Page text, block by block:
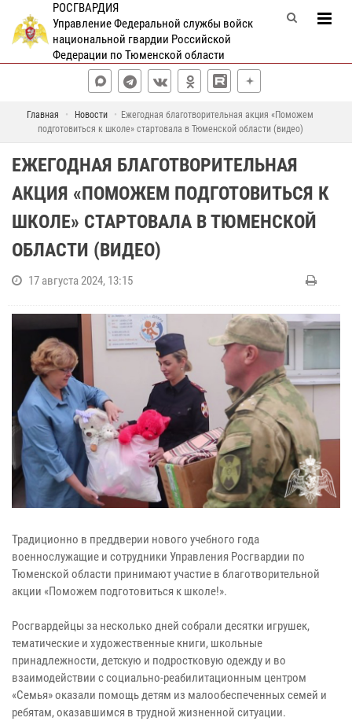
РОСГВАРДИЯ
Управление Федеральной службы войск
национальной гвардии Российской
Федерации по Тюменской области
Главная Новости
Ежегодная благотворительная акция «Поможем
подготовиться к школе» стартовала в Тюменской области (видео)
ЕЖЕГОДНАЯ БЛАГОТВОРИТЕЛЬНАЯ
АКЦИЯ «ПОМОЖЕМ ПОДГОТОВИТЬСЯ К
ШКОЛЕ» СТАРТОВАЛА В ТЮМЕНСКОЙ
ОБЛАСТИ (ВИДЕО)
17 августа 2024, 13:15
Традиционно в преддверии нового учебного года
военнослужащие и сотрудники Управления Росгвардии по
Тюменской области принимают участие в благотворительной
акции «Поможем подготовиться к школе!».
Росгвардейцы за несколько дней собрали десятки игрушек,
тематические и художественные книги, школьные
принадлежности, детскую и подростковую одежду и во
взаимодействии с социально-реабилитационным центром
«Семья» оказали помощь детям из малообеспеченных семей и
ребятам, оказавшимся в трудной жизненной ситуации.